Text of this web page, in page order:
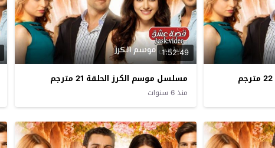
1:52:49
مسلسل موسم الكرز الحلقة 21 مترجم
منذ 6 سنوات